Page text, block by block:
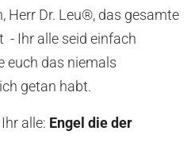
Herr Dr. Leu®, das gesamte
- Ihr alle seid einfach
euch das niemals
getan habt.
alle: Engel die der